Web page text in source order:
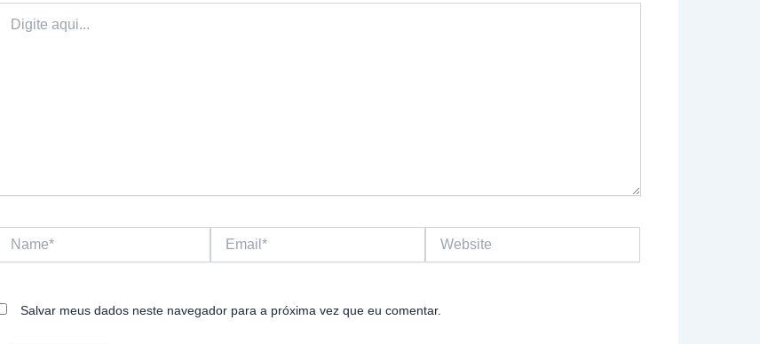
aqui...
Name* Email* Website
Salvar meus dados neste navegador para a próxima vez que eu comentar.